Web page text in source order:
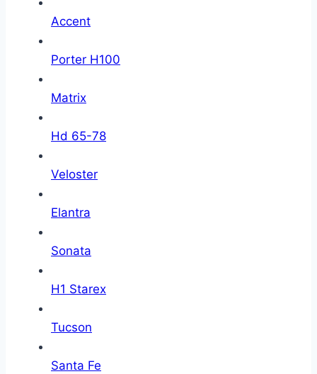
Accent
Porter H100
Matrix
Hd 65-78
Veloster
Elantra
Sonata
H1 Starex
Tucson
Santa Fe